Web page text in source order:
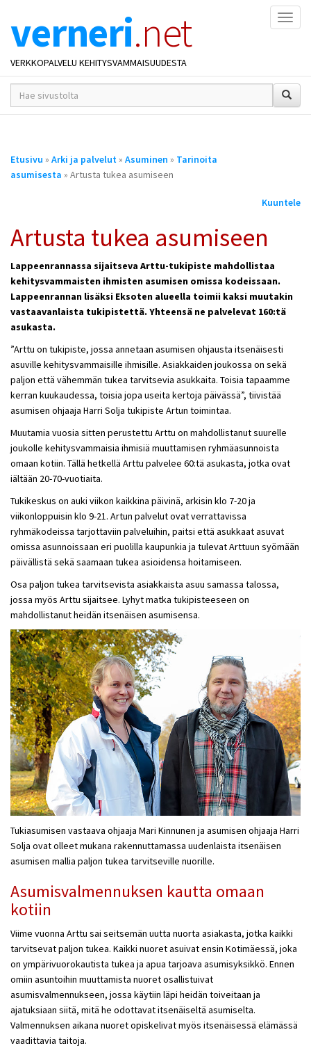
verneri.net
VERKKOPALVELU KEHITYSVAMMAISUUDESTA
hakusana(t)
*
Olet
täällä
Etusivu » Arki ja palvelut» Asuminen » Tarinoita
asumisesta » Artusta tukea asumiseen
Kuuntele
Artusta tukea asumiseen
Lappeenrannassa sijaitseva Arttu-tukipiste mahdollistaa
kehitysvammaisten ihmisten asumisen omissa kodeissaan.
Lappeenrannan lisäksi Eksoten alueella toimii kaksi muutakin
vastaavanlaista tukipistettä. Yhteensä ne palvelevat 160:tä
asukasta.
”Arttu on tukipiste, jossa annetaan asumisen ohjausta itsenäisesti
asuville kehitysvammaisille ihmisille. Asiakkaiden joukossa on sekä
paljon että vähemmän tukea tarvitsevia asukkaita. Toisia tapaamme
kerran kuukaudessa, toisia jopa useita kertoja päivässä”, tiivistää
asumisen ohjaaja Harri Solja tukipiste Artun toimintaa.
Muutamia vuosia sitten perustettu Arttu on mahdollistanut suurelle
joukolle kehitysvammaisia ihmisiä muuttamisen ryhmäasunnoista
omaan kotiin. Tällä hetkellä Arttu palvelee 60:tä asukasta, jotka ovat
iältään 20-70-vuotiaita.
Tukikeskus on auki viikon kaikkina päivinä, arkisin klo 7-20 ja
viikonloppuisin klo 9-21. Artun palvelut ovat verrattavissa
ryhmäkodeissa tarjottaviin palveluihin, paitsi että asukkaat asuvat
omissa asunnoissaan eri puolilla kaupunkia ja tulevat Arttuun syömään
päivällistä sekä saamaan tukea asioidensa hoitamiseen.
Osa paljon tukea tarvitsevista asiakkaista asuu samassa talossa,
jossa myös Arttu sijaitsee. Lyhyt matka tukipisteeseen on
mahdollistanut heidän itsenäisen asumisensa.
Tukiasumisen vastaava ohjaaja Mari Kinnunen ja asumisen ohjaaja Harri
Solja ovat olleet mukana rakennuttamassa uudenlaista itsenäisen
asumisen mallia paljon tukea tarvitseville nuorille.
Asumisvalmennuksen kautta omaan
kotiin
Viime vuonna Arttu sai seitsemän uutta nuorta asiakasta, jotka kaikki
tarvitsevat paljon tukea. Kaikki nuoret asuivat ensin Kotimäessä, joka
on ympärivuorokautista tukea ja apua tarjoava asumisyksikkö. Ennen
omiin asuntoihin muuttamista nuoret osallistuivat
asumisvalmennukseen, jossa käytiin läpi heidän toiveitaan ja
ajatuksiaan siitä, mitä he odottavat itsenäiseltä asumiselta.
Valmennuksen aikana nuoret opiskelivat myös itsenäisessä elämässä
vaadittavia taitoja.